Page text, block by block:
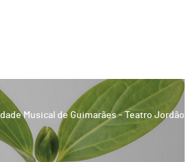
Musical de Guimarães - Teatro Jordão